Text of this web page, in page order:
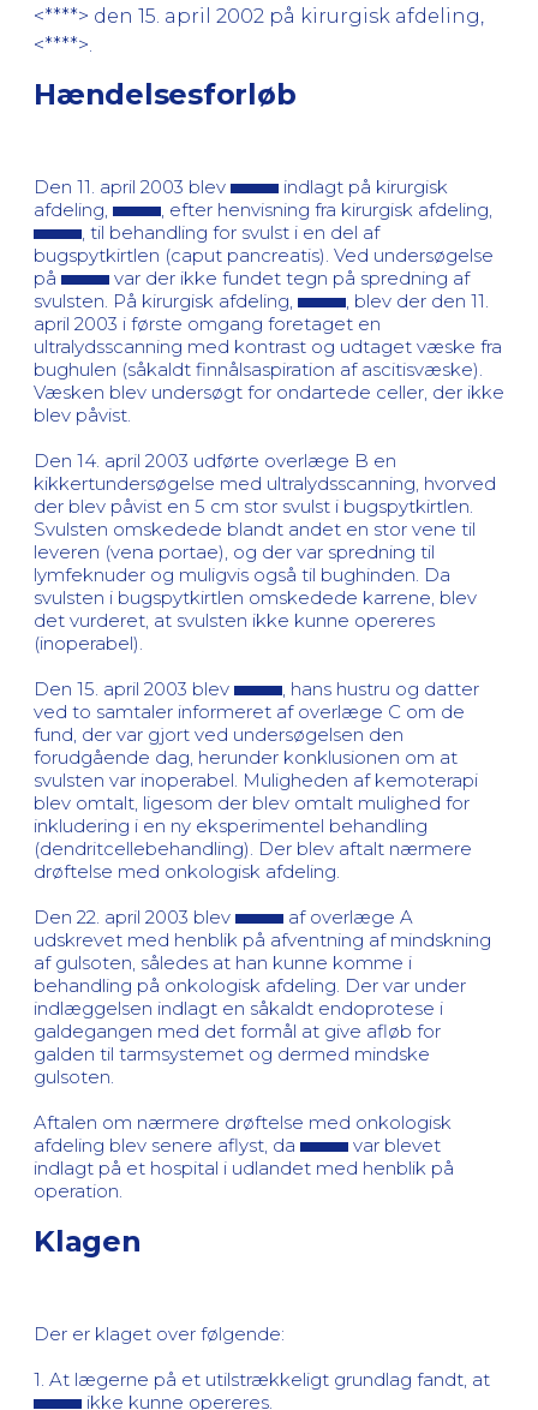
<****> den 15. april 2002 på kirurgisk afdeling,
<****>.
Hændelsesforløb
Den 11. april 2003 blev
indlagt på kirurgisk
afdeling,
, efter henvisning fra kirurgisk afdeling,
, til behandling for svulst i en del af
bugspytkirtlen (caput pancreatis). Ved undersøgelse
på
var der ikke fundet tegn på spredning af
svulsten. På kirurgisk afdeling,
, blev der den 11.
april 2003 i første omgang foretaget en
ultralydsscanning med kontrast og udtaget væske fra
bughulen (såkaldt finnålsaspiration af ascitisvæske).
Væsken blev undersøgt for ondartede celler, der ikke
blev påvist.
Den 14. april 2003 udførte overlæge B en
kikkertundersøgelse med ultralydsscanning, hvorved
der blev påvist en 5 cm stor svulst i bugspytkirtlen.
Svulsten omskedede blandt andet en stor vene til
leveren (vena portae), og der var spredning til
lymfeknuder og muligvis også til bughinden. Da
svulsten i bugspytkirtlen omskedede karrene, blev
det vurderet, at svulsten ikke kunne opereres
(inoperabel).
Den 15. april 2003 blev
, hans hustru og datter
ved to samtaler informeret af overlæge C om de
fund, der var gjort ved undersøgelsen den
forudgående dag, herunder konklusionen om at
svulsten var inoperabel. Muligheden af kemoterapi
blev omtalt, ligesom der blev omtalt mulighed for
inkludering i en ny eksperimentel behandling
(dendritcellebehandling). Der blev aftalt nærmere
drøftelse med onkologisk afdeling.
Den 22. april 2003 blev
af overlæge A
udskrevet med henblik på afventning af mindskning
af gulsoten, således at han kunne komme i
behandling på onkologisk afdeling. Der var under
indlæggelsen indlagt en såkaldt endoprotese i
galdegangen med det formål at give afløb for
galden til tarmsystemet og dermed mindske
gulsoten.
Aftalen om nærmere drøftelse med onkologisk
afdeling blev senere aflyst, da
var blevet
indlagt på et hospital i udlandet med henblik på
operation.
Klagen
Der er klaget over følgende:
1. At lægerne på et utilstrækkeligt grundlag fandt, at
ikke kunne opereres.